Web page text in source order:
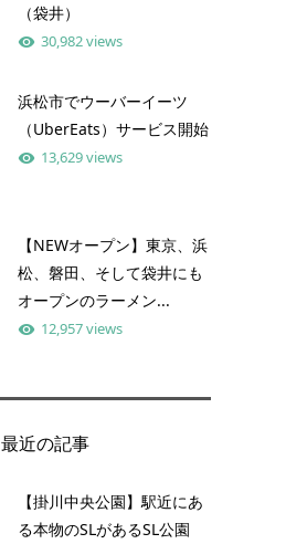
（袋井）
30,982 views
浜松市でウーバーイーツ
（UberEats）サービス開始
13,629 views
【NEWオープン】東京、浜
松、磐田、そして袋井にも
オープンのラーメン...
12,957 views
最近の記事
【掛川中央公園】駅近にあ
る本物のSLがあるSL公園